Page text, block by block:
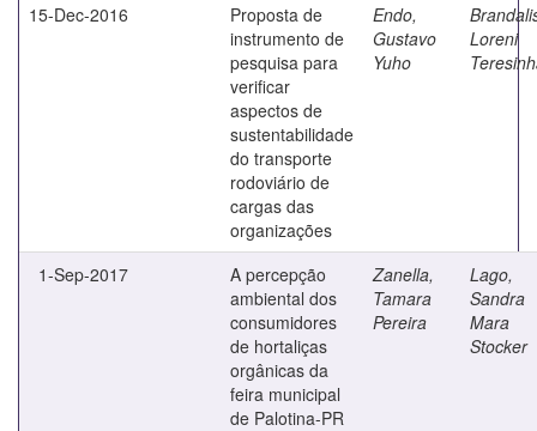
15-Dec-2016
Proposta de
instrumento de
pesquisa para
verificar
aspectos de
sustentabilidade
do transporte
rodoviário de
cargas das
organizações
Endo,
Gustavo
Yuho
Loreni
1-Sep-2017
A percepção
ambiental dos
consumidores
de hortaliças
orgânicas da
feira municipal
de Palotina-PR
Zanella,
Tamara
Pereira
Lago,
Sandra
Mara
Stocker